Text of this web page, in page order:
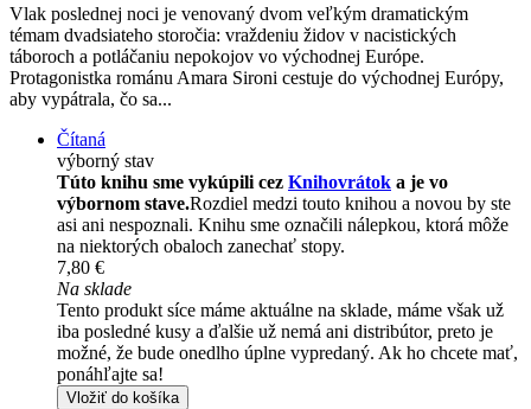
Vlak poslednej noci je venovaný dvom veľkým dramatickým
témam dvadsiateho storočia: vraždeniu židov v nacistických
táboroch a potláčaniu nepokojov vo východnej Európe.
Protagonistka románu Amara Sironi cestuje do východnej Európy,
aby vypátrala, čo sa...
Čítaná
výborný stav
Túto knihu sme vykúpili cez Knihovrátok a je vo
výbornom stave.Rozdiel medzi touto knihou a novou by ste
asi ani nespoznali. Knihu sme označili nálepkou, ktorá môže
na niektorých obaloch zanechať stopy.
7,80 €
Na sklade
Tento produkt síce máme aktuálne na sklade, máme však už
iba posledné kusy a ďalšie už nemá ani distribútor, preto je
možné, že bude onedlho úplne vypredaný. Ak ho chcete mať,
ponáhľajte sa!
Vložiť do košíka